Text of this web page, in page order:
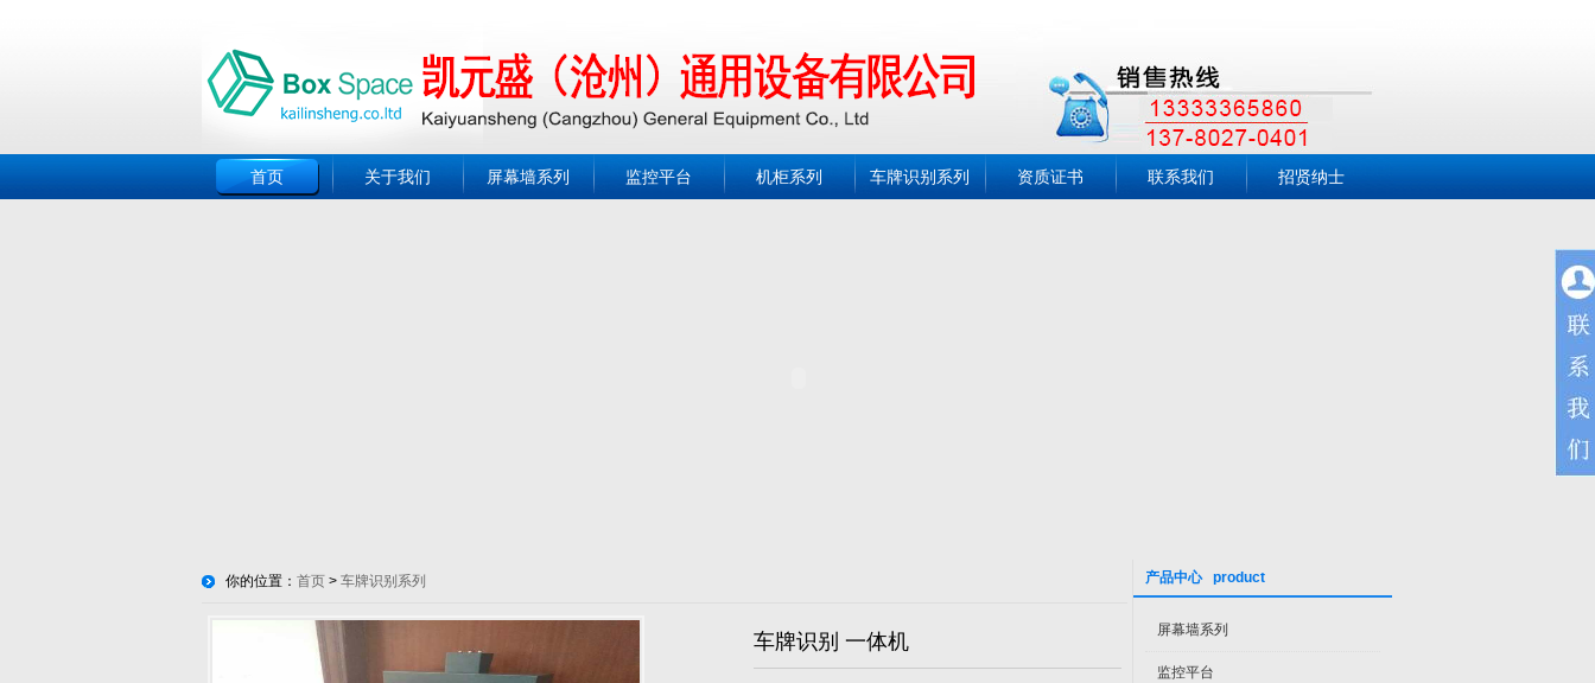
首页 关于我们 屏幕墙系列 监控平台 机柜系列 车牌识别系列 资质证书 联系我们 招贤纳士
产品中心 product
屏幕墙系列
监控平台
你的位置： 首页 > 车牌识别系列
车牌识别 一体机